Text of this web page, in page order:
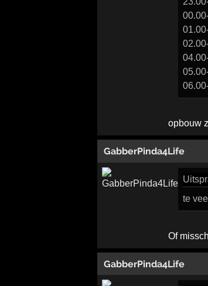
opbouw
GabberPinda4Life
te
Of
GabberPinda4Life